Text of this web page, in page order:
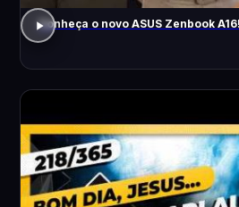
Conheça o novo ASUS Zenbook A16!